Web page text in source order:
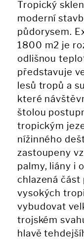
Tropický
moderní
půdorysem.
1800 m2 je
odlišnou
představuje
lesů tropů a
které
štolou
tropickým
nížinného
zastoupeny
palmy, liány i
chlazená
vysokých
vybudovat
trojském
hlavě